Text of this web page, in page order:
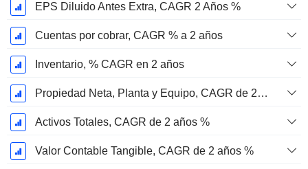
EPS Diluido Antes Extra, CAGR 2 Años %
Cuentas por cobrar, CAGR % a 2 años
Inventario, % CAGR en 2 años
Propiedad Neta, Planta y Equipo, CAGR de 2 años %
Activos Totales, CAGR de 2 años %
Valor Contable Tangible, CAGR de 2 años %